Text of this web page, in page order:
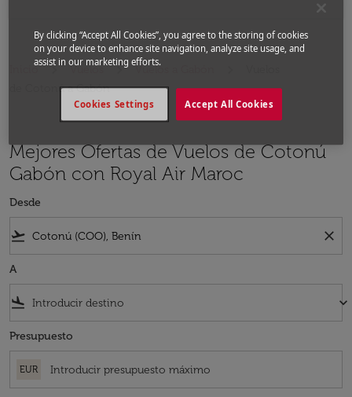
Inicio Vuelos Vuelos a Gabón
de Cotonú a Gabón
Mejores Ofertas de Vuelos de Cotonú
Gabón con Royal Air Maroc
Desde
flight_takeoff close
A
flight_land keyboard_arrow_down
Presupuesto
EUR
By clicking “Accept All Cookies”, you agree to the storing of cookies
on your device to enhance site navigation, analyze site usage, and
assist in our marketing efforts.
Accept All Cookies
Cookies Settings